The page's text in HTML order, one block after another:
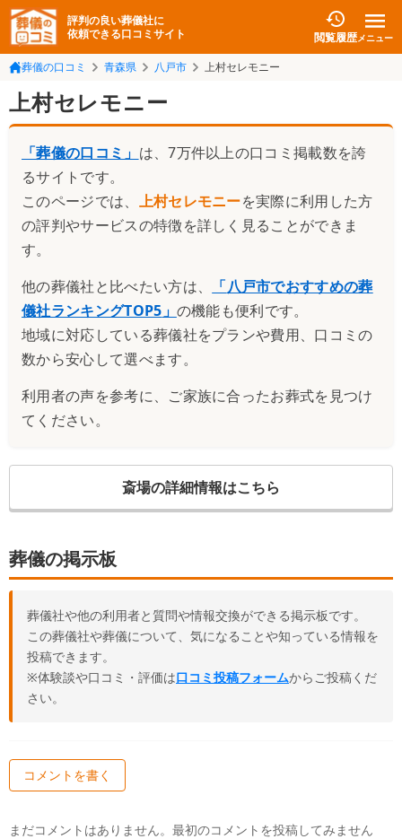
評判の良い葬儀社に
依頼できる口コミサイト
閲覧履歴メニュー
葬儀の口コミ 青森県 八戸市 上村セレモニー
上村セレモニー
「葬儀の口コミ」 は、7万件以上の口コミ掲載数を誇
るサイトです。
このページでは、 上村セレモニーを実際に利用した方
の評判やサービスの特徴を詳しく見ることができま
す。
他の葬儀社と比べたい方は、
「八戸市でおすすめの葬
儀社ランキングTOP5 」 の機能も便利です。
地域に対応している葬儀社をプランや費用、口コミの
数から安心して選べます。
利用者の声を参考に、ご家族に合ったお葬式を見つけ
てください。
斎場の詳細情報はこちら
葬儀の掲示板
葬儀社や他の利用者と質問や情報交換ができる掲示板です。
この葬儀社や葬儀について、気になることや知っている情報を
投稿できます。
※体験談や口コミ・評価は口コミ投稿フォームからご投稿くだ
さい。
コメントを書く
まだコメントはありません。最初のコメントを投稿してみません